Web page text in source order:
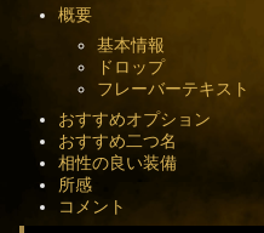
概要
基本情報
ドロップ
フレーバーテキスト
おすすめオプション
おすすめ二つ名
相性の良い装備
所感
コメント